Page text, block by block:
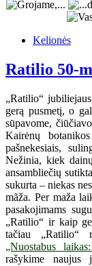
Kelionės
Ratilio 50-
„Ratilio“
gerą pusmetį, o
sūpavome,
Kairėnų
pašnekesiais,
Nežinia, kiek
ansambliečių
sukurta – niekas
mãža. Per maža
pasakojimams
„Ratilio“ ir kaip
tačiau „Ratilio“
„Nuostabus
rašykime naujus